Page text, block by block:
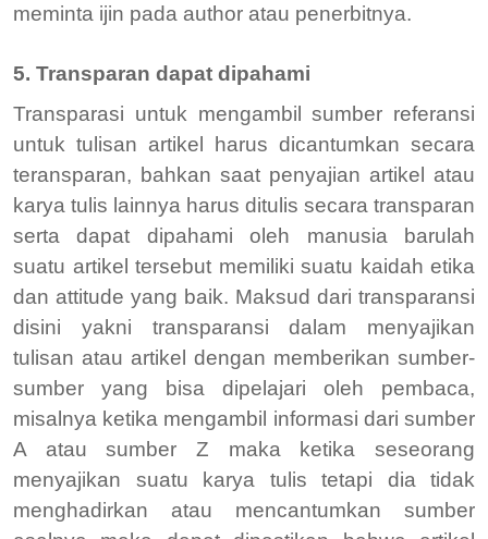
meminta ijin pada author atau penerbitnya.
5. Transparan dapat dipahami
Transparasi untuk mengambil sumber referansi
untuk tulisan artikel harus dicantumkan secara
teransparan, bahkan saat penyajian artikel atau
karya tulis lainnya harus ditulis secara transparan
serta dapat dipahami oleh manusia barulah
suatu artikel tersebut memiliki suatu kaidah etika
dan attitude yang baik. Maksud dari transparansi
disini yakni transparansi dalam menyajikan
tulisan atau artikel dengan memberikan sumber-
sumber yang bisa dipelajari oleh pembaca,
misalnya ketika mengambil informasi dari sumber
A atau sumber Z maka ketika seseorang
menyajikan suatu karya tulis tetapi dia tidak
menghadirkan atau mencantumkan sumber